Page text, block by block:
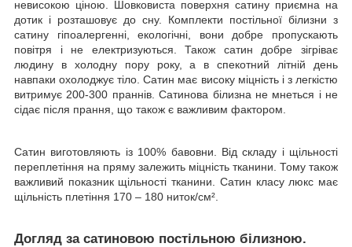
невисокою ціною. Шовковиста поверхня сатину приємна на
дотик і розташовує до сну. Комплекти постільної білизни з
сатину гіпоалергенні, екологічні, вони добре пропускають
повітря і не електризуються. Також сатин добре зігріває
людину в холодну пору року, а в спекотний літній день
навпаки охолоджує тіло. Сатин має високу міцність і з легкістю
витримує 200-300 праннів. Сатинова білизна не мнеться і не
сідає після прання, що також є важливим фактором.
Сатин виготовляють із 100% бавовни. Від складу і щільності
переплетіння на пряму залежить міцність тканини. Тому також
важливий показник щільності тканини. Сатин класу люкс має
щільність плетіння 170 – 180 ниток/см².
Догляд за сатиновою постільною білизною.